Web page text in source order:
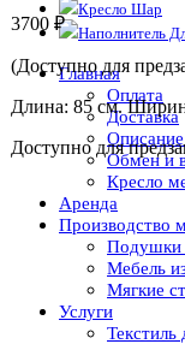
Кресло Шар
Наполнитель
Главная
Оплата
Доставка
Обмен и
Кресло
Аренда
Производство
Подушки
Мебель
Мягкие
Услуги
Текстиль
3700 ₽
(Доступно для
Длина: 85 см.
Доступно для